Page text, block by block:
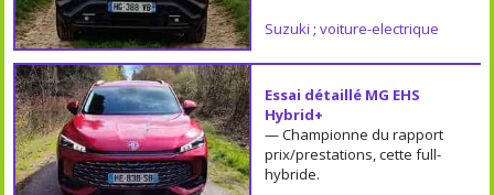
Suzuki ; voiture-electrique
Essai détaillé MG EHS
Hybrid+
— Championne du rapport
prix/prestations, cette full-
hybride.